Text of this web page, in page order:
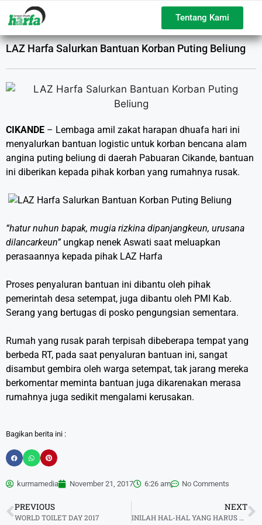
Tentang Kami
LAZ Harfa Salurkan Bantuan Korban Puting Beliung
CIKANDE – Lembaga amil zakat harapan dhuafa hari ini
menyalurkan bantuan logistic untuk korban bencana alam
angina puting beliung di daerah Pabuaran Cikande, bantuan
ini diberikan kepada pihak korban yang rumahnya rusak.
“hatur nuhun bapak, mugia rizkina dipanjangkeun, urusana
dilancarkeun”ungkap nenek Aswati saat meluapkan
perasaannya kepada pihak LAZ Harfa
Proses penyaluran bantuan ini dibantu oleh pihak
pemerintah desa setempat, juga dibantu oleh PMI Kab.
Serang yang bertugas di posko pengungsian sementara.
Rumah yang rusak parah terpisah dibeberapa tempat yang
berbeda RT, pada saat penyaluran bantuan ini, sangat
disambut gembira oleh warga setempat, tak jarang mereka
berkomentar meminta bantuan juga dikarenakan merasa
rumahnya juga sedikit mengalami kerusakan.
Bagikan berita ini :
kurmamedia November 21, 2017 6:26 am No Comments
PREVIOUS
WORLD TOILET DAY 2017
NEXT
INILAH HAL-HAL YANG HARUS KAMU KETAHUI TENTANG WAKAF